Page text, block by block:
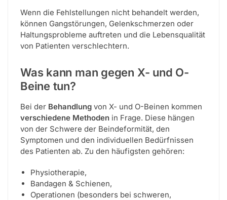
Wenn die Fehlstellungen nicht behandelt werden,
können Gangstörungen, Gelenkschmerzen oder
Haltungsprobleme auftreten und die Lebensqualität
von Patienten verschlechtern.
Was kann man gegen X- und O-
Beine tun?
Bei der Behandlung von X- und O-Beinen kommen
verschiedene Methoden in Frage. Diese hängen
von der Schwere der Beindeformität, den
Symptomen und den individuellen Bedürfnissen
des Patienten ab. Zu den häufigsten gehören:
Physiotherapie,
Bandagen & Schienen,
Operationen (besonders bei schweren,